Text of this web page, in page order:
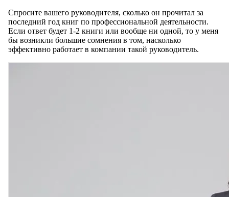
Спросите вашего руководителя, сколько он прочитал за
последний год книг по профессиональной деятельности.
Если ответ будет 1-2 книги или вообще ни одной, то у меня
бы возникли большие сомнения в том, насколько
эффективно работает в компании такой руководитель.